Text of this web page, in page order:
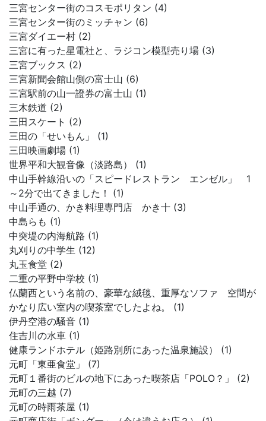
三宮センター街のコスモポリタン (4)
三宮センター街のミッチャン (6)
三宮ダイエー村 (2)
三宮に有った星電社と、ラジコン模型売り場 (3)
三宮ブックス (2)
三宮新聞会館山側の富士山 (6)
三宮駅前の山一證券の富士山 (1)
三木鉄道 (2)
三田スケート (2)
三田の「せいもん」 (1)
三田映画劇場 (1)
世界平和大観音像（淡路島） (1)
中山手幹線沿いの「スピードレストラン エンゼル」 1
～2分で出てきました！ (1)
中山手通の、かき料理専門店 かき十 (3)
中島らも (1)
中突堤の内海航路 (1)
丸刈りの中学生 (12)
丸玉食堂 (2)
二重の平野中学校 (1)
仏蘭西という名前の、豪華な絨毯、重厚なソファ 空間が
かなり広い室内の喫茶室でしたよね。 (1)
伊丹空港の騒音 (1)
住吉川の水車 (1)
健康ランドホテル（姫路別所にあった温泉施設） (1)
元町「東亜食堂」 (7)
元町１番街のビルの地下にあった喫茶店「POLO？」 (2)
元町の三越 (7)
元町の時雨茶屋 (1)